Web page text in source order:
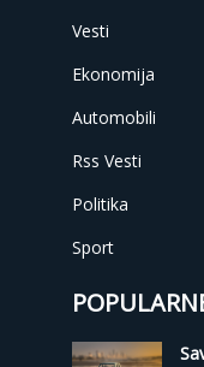
Vesti
Ekonomija
Automobili
Rss Vesti
Politika
Sport